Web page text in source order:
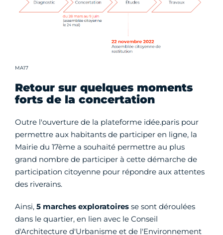
Crédit photo :
MA17
Retour sur quelques moments
forts de la concertation
Outre l'ouverture de la plateforme idée.paris pour
permettre aux habitants de participer en ligne, la
Mairie du 17ème a souhaité permettre au plus
grand nombre de participer à cette démarche de
participation citoyenne pour répondre aux attentes
des riverains.
Ainsi, 5 marches exploratoires se sont déroulées
dans le quartier, en lien avec le Conseil
d'Architecture d'Urbanisme et de l'Environnement